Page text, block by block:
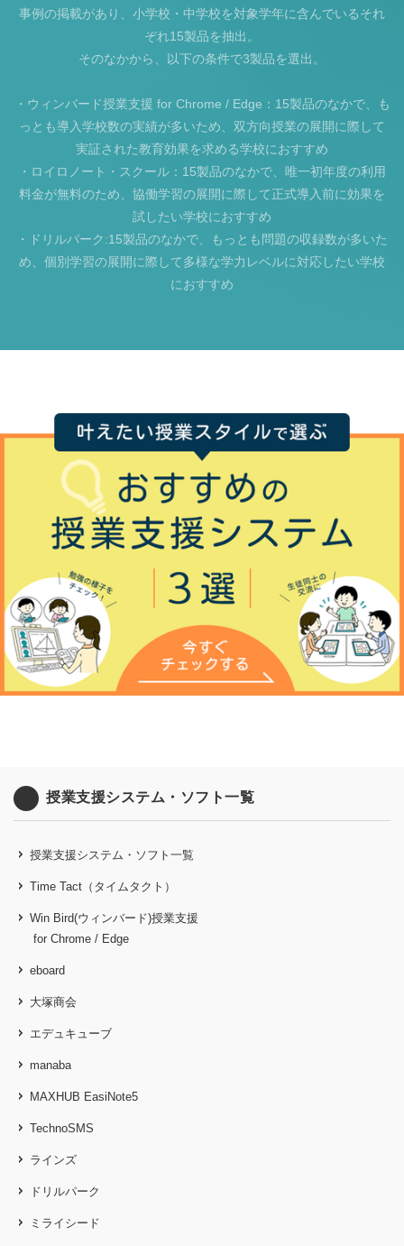
事例の掲載があり、小学校・中学校を対象学年に含んでいるそれ
ぞれ15製品を抽出。
そのなかから、以下の条件で3製品を選出。
・ウィンバード授業支援 for Chrome / Edge：15製品のなかで、も
っとも導入学校数の実績が多いため、双方向授業の展開に際して
実証された教育効果を求める学校におすすめ
・ロイロノート・スクール：15製品のなかで、唯一初年度の利用
料金が無料のため、協働学習の展開に際して正式導入前に効果を
試したい学校におすすめ
・ドリルパーク:15製品のなかで、もっとも問題の収録数が多いた
め、個別学習の展開に際して多様な学力レベルに対応したい学校
におすすめ
授業支援システム・ソフト一覧
授業支援システム・ソフト一覧
Time Tact（タイムタクト）
Win Bird(ウィンバード)授業支援
for Chrome / Edge
eboard
大塚商会
エデュキューブ
manaba
MAXHUB EasiNote5
TechnoSMS
ラインズ
ドリルパーク
ミライシード